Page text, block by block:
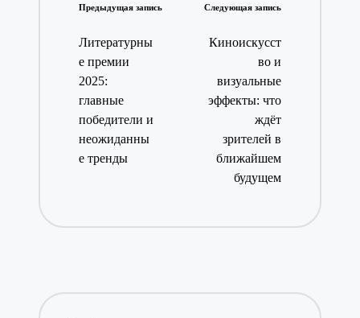
Навигация
записи
Предыдущая запись
Литературны
е премии
2025:
главные
победители и
неожиданны
е тренды
Следующая запись
Киноискусст
во и
визуальные
эффекты: что
ждёт
зрителей в
ближайшем
будущем